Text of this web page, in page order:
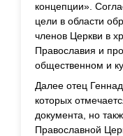
концепции».
цели в области
членов Церкви в
Православия и
общественном и
Далее отец
которых
документа, но
Православной